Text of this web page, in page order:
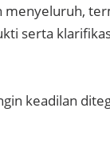
menyeluruh,
serta
keadilan